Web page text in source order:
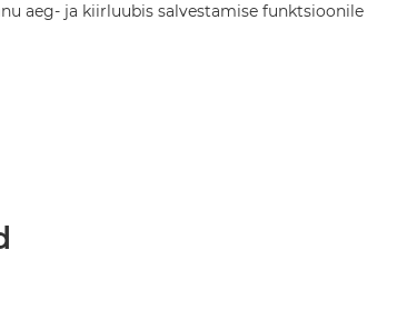
aeg- ja kiirluubis salvestamise funktsioonile